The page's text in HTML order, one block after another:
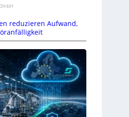
reduzieren Aufwand,